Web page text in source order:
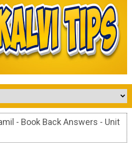
- Book Back Answers - Unit